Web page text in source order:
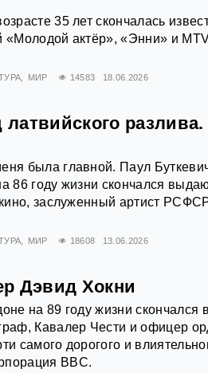
35 лет скончалась
«Молодой актёр», «Энни» и
МИР 14583 18.06.2026
латвийского
была главной. Паул
86 году жизни скончался
заслуженный артист
МИР 18608 13.06.2026
Дэвид Хокни
на 89 году жизни скончался
Кавалер Чести и офицер
самого дорогого и
BBC.